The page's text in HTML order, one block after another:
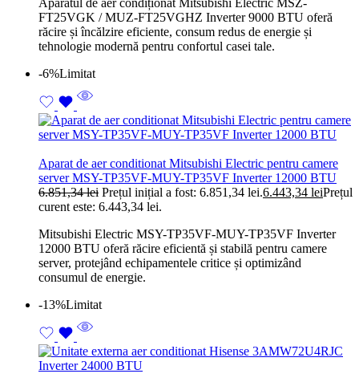
Aparatul de aer condiționat Mitsubishi Electric MSZ-
FT25VGK / MUZ-FT25VGHZ Inverter 9000 BTU oferă
răcire și încălzire eficiente, consum redus de energie și
tehnologie modernă pentru confortul casei tale.
-6%Limitat
Aparat de aer conditionat Mitsubishi Electric pentru camere
server MSY-TP35VF-MUY-TP35VF Inverter 12000 BTU
6.851,34lei Prețul inițial a fost: 6.851,34 lei.6.443,34 leiPrețul
curent este: 6.443,34 lei.
Mitsubishi Electric MSY-TP35VF-MUY-TP35VF Inverter
12000 BTU oferă răcire eficientă și stabilă pentru camere
server, protejând echipamentele critice și optimizând
consumul de energie.
-13%Limitat